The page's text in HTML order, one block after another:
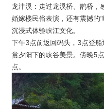
龙津溪：走过龙溪桥、鹊桥
婚嫁楼民俗表演，还有震撼的
沉浸式体验峡江文化。
下午3点前返回码头，3点登
赏夕阳下的峡谷美景。傍晚5
点。